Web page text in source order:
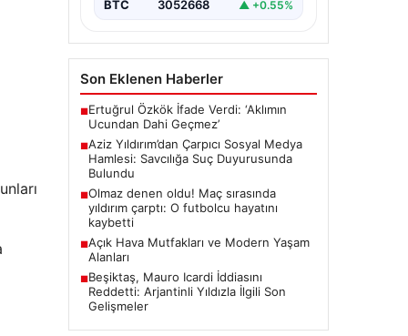
BTC 3052668 ▲ +0.55%
Son Eklenen Haberler
■Ertuğrul Özkök İfade Verdi: ‘Aklımın
Ucundan Dahi Geçmez’
■Aziz Yıldırım’dan Çarpıcı Sosyal Medya
Hamlesi: Savcılığa Suç Duyurusunda
Bulundu
■Olmaz denen oldu! Maç sırasında
yıldırım çarptı: O futbolcu hayatını
kaybetti
■Açık Hava Mutfakları ve Modern Yaşam
Alanları
■Beşiktaş, Mauro Icardi İddiasını
Reddetti: Arjantinli Yıldızla İlgili Son
Gelişmeler